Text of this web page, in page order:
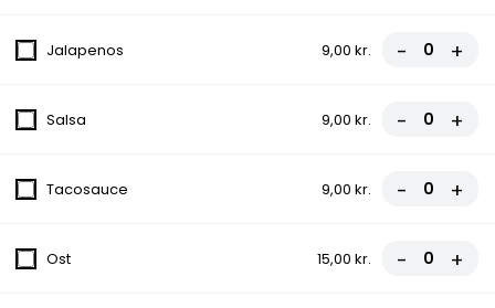
fra 86,00 kr.
8.Napoli Pizza
Cocktailpølser
fra
10.Gorgonzola Pizza
Jalapenos 9,00 kr. - +
Salsa 9,00 kr. - +
Tacosauce 9,00 kr. - +
Ost 15,00 kr. - +